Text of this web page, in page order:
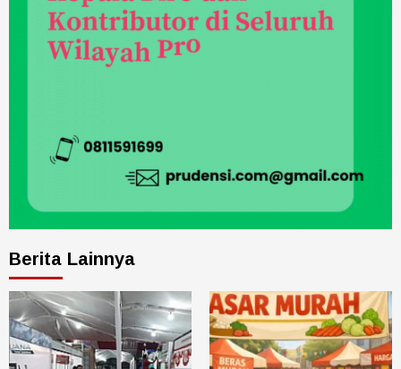
Berita Lainnya